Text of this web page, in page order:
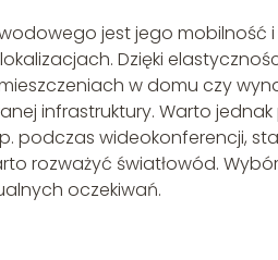
jest jego mobilność
Dzięki
w domu czy
infrastruktury. Warto
podczas wideokonferencji,
rozważyć światłowód.
oczekiwań.